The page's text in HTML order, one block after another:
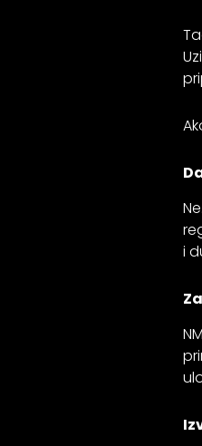
i